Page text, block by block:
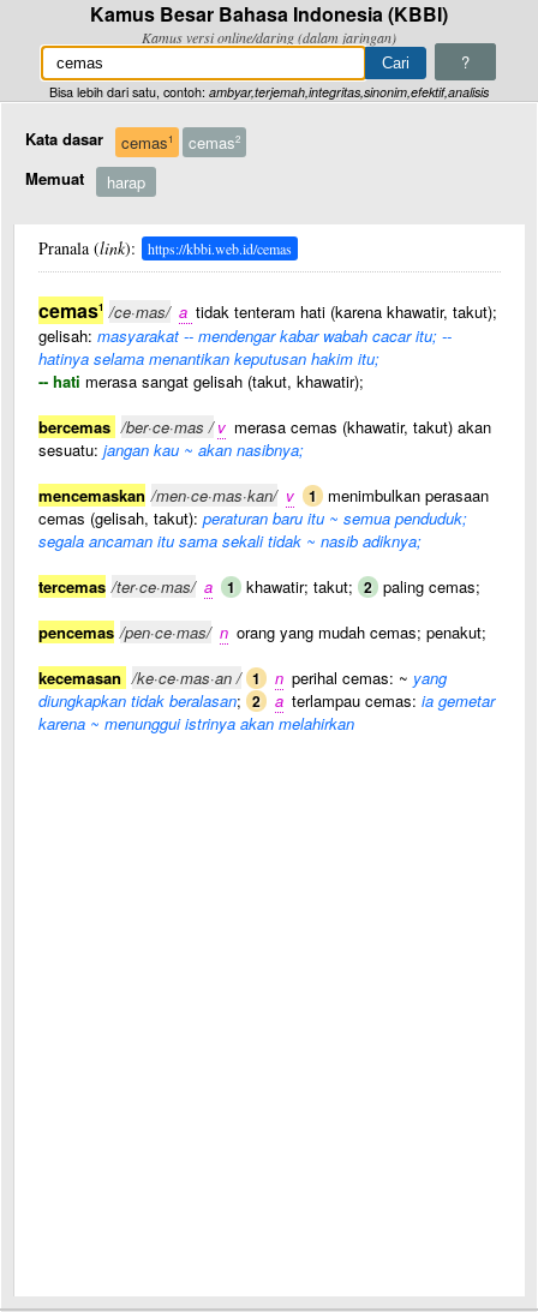
Kamus Besar Bahasa Indonesia (KBBI)
Kamus versi online/daring (dalam jaringan)
?
Bisa lebih dari satu, contoh: ambyar,terjemah,integritas,sinonim,efektif,analisis
Kata dasar cemas1 cemas2
Memuat harap
Pranala (link): https://kbbi.web.id/cemas
cemas1 /ce·mas/ a tidak tenteram hati (karena khawatir, takut);
gelisah: masyarakat -- mendengar kabar wabah cacar itu; --
hatinya selama menantikan keputusan hakim itu;
-- hati merasa sangat gelisah (takut, khawatir);
bercemas /ber·ce·mas / v merasa cemas (khawatir, takut) akan
sesuatu: jangan kau ~ akan nasibnya;
mencemaskan /men·ce·mas·kan/ v 1
menimbulkan perasaan
cemas (gelisah, takut): peraturan baru itu ~ semua penduduk;
segala ancaman itu sama sekali tidak ~ nasib adiknya;
tercemas /ter·ce·mas/ a 1 khawatir; takut; 2 paling cemas;
pencemas /pen·ce·mas/ n orang yang mudah cemas; penakut;
kecemasan /ke·ce·mas·an / 1 n perihal cemas: ~ yang
diungkapkan tidak beralasan; 2 a terlampau cemas: ia gemetar
karena ~ menunggui istrinya akan melahirkan